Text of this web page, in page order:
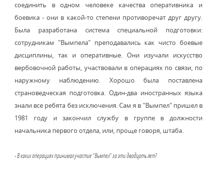
соединить в одном человеке качества оперативника и
боевика - они в какой-то степени противоречат друг другу.
Была разработана система специальной подготовки:
сотрудникам "Вымпела" преподавались как чисто боевые
дисциплины, так и оперативные. Они изучали искусство
вербовочной работы, участвовали в операциях по связи, по
наружному наблюдению. Хорошо была поставлена
страноведческая подготовка. Один-два иностранных языка
знали все ребята без исключения. Сам я в "Вымпел" пришел в
1981 году и закончил службу в группе в должности
начальника первого отдела, или, проще говоря, штаба.
- В каких операциях принимал участие "Вымпел" за эти двадцать лет?